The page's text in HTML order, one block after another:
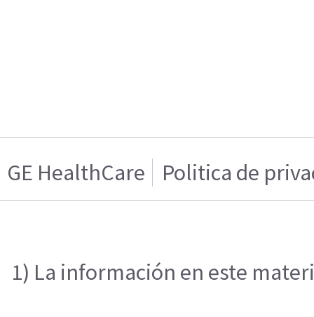
GE HealthCare Politica de
1) La información en este